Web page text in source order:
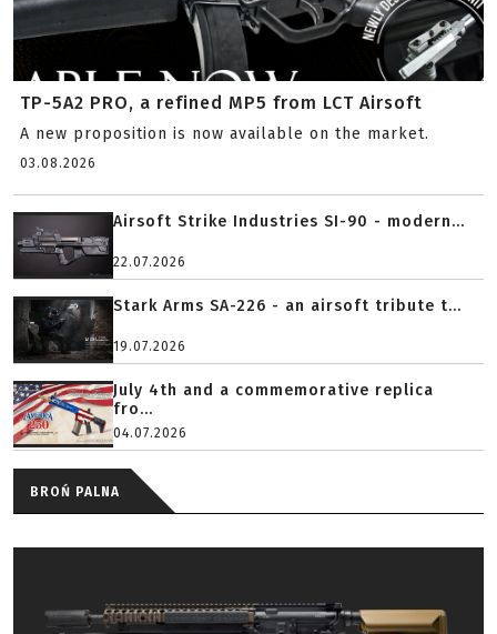
TP-5A2 PRO, a refined MP5 from LCT Airsoft
A new proposition is now available on the market.
03.08.2026
Airsoft Strike Industries SI-90 - modern...
22.07.2026
Stark Arms SA-226 - an airsoft tribute t...
19.07.2026
July 4th and a commemorative replica
fro...
04.07.2026
BROŃ PALNA